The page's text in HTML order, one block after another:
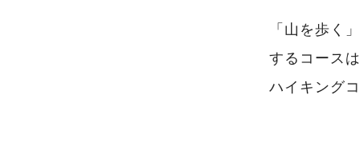
「山を歩く
するコース
ハイキング